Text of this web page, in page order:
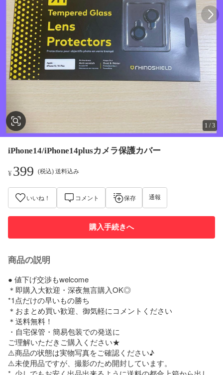
1 /3
iPhone14/iPhone14plusカメラ保護カバー
¥399 (税込) 送料込み
いいね！ コメント 保存 通報
購入手続きへ
商品の説明
● 値下げ交渉もwelcome
＊即購入大歓迎・深夜無言購入OK◎
*1点だけの早いもの勝ち
＊おまとめ買い歓迎、御気軽にコメントください
＊送料無料！
・自宅保管・簡易包装での発送に
ご理解いただきご購入ください★
⚠️商品の状態は実物写真をご確認ください♪
⚠️未使用品ですが、撮影のため開封しています。